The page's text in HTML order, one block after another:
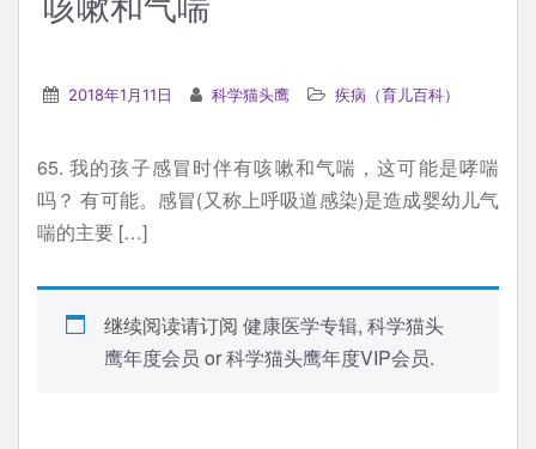
咳嗽和气喘
2018年1月11日 科学猫头鹰 疾病（育儿百科）
65. 我的孩子感冒时伴有咳嗽和气喘，这可能是哮喘
吗？ 有可能。感冒(又称上呼吸道感染)是造成婴幼儿气
喘的主要 […]
继续阅读请订阅 健康医学专辑, 科学猫头
鹰年度会员 or科学猫头鹰年度VIP会员.